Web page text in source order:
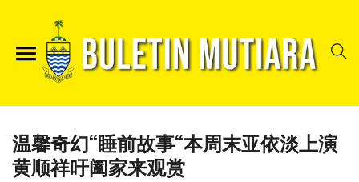
温馨奇幻“睡前故事“本周末亚依淡上演
黄顺祥吁阖家来观赏